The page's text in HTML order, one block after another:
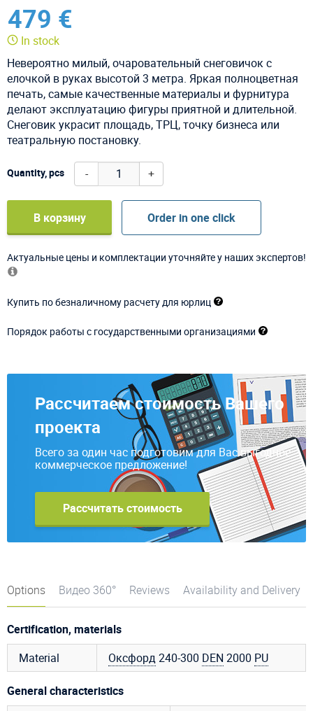
479 €
In stock
Невероятно милый, очаровательный снеговичок с
елочкой в руках высотой 3 метра. Яркая полноцветная
печать, самые качественные материалы и фурнитура
делают эксплуатацию фигуры приятной и длительной.
Снеговик украсит площадь, ТРЦ, точку бизнеса или
театральную постановку.
Quantity, pcs - +
В корзину Order in one click
Актуальные цены и комплектации уточняйте у наших экспертов!
Купить по безналичному расчету для юрлиц
Порядок работы с государственными организациями
Рассчитаем стоимость Вашего
проекта
Всего за один час подготовим для Вас выгодное
коммерческое предложение!
Рассчитать стоимость
Options Видео 360° Reviews Availability and Delivery
Certification, materials
Material
Оксфорд240-300 DEN 2000 PU
General characteristics